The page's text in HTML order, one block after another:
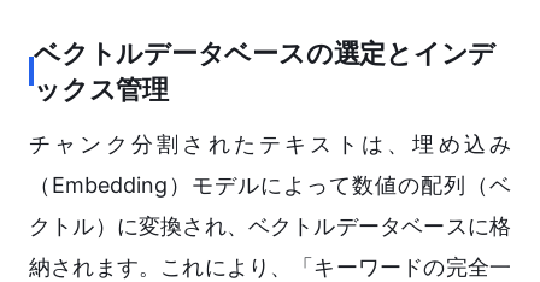
ベクトルデータベースの選定とインデ
ックス管理
チャンク分割されたテキストは、埋め込み
（Embedding）モデルによって数値の配列（ベ
クトル）に変換され、ベクトルデータベースに格
納されます。これにより、「キーワードの完全一